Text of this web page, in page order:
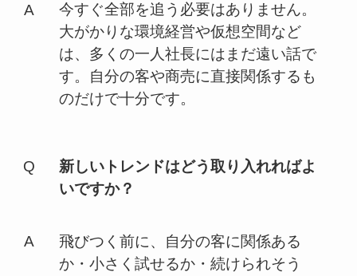
今すぐ全部を追う必要はありません。
大がかりな環境経営や仮想空間など
は、多くの一人社長にはまだ遠い話で
す。自分の客や商売に直接関係するも
のだけで十分です。
新しいトレンドはどう取り入れればよ
いですか？
飛びつく前に、自分の客に関係ある
か・小さく試せるか・続けられそう